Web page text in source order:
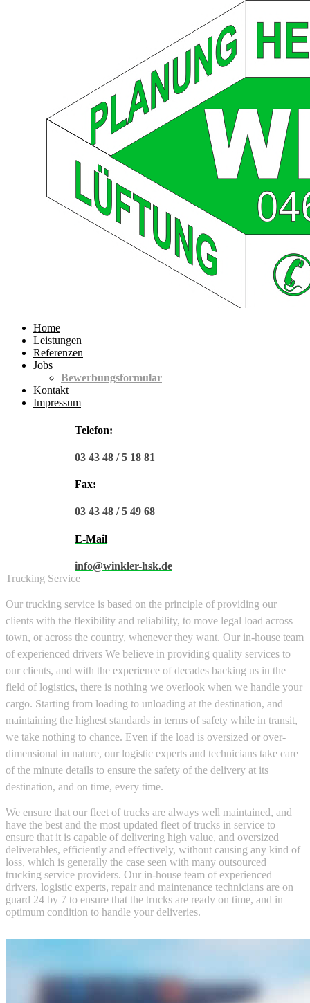
Home
Leistungen
Referenzen
Jobs
Bewerbungsformular
Kontakt
Impressum
Telefon:
03 43 48 / 5 18 81
Fax:
03 43 48 / 5 49 68
E-Mail
info@winkler-hsk.de
Trucking Service
Our trucking service is based on the principle of providing our
clients with the flexibility and reliability, to move legal load across
town, or across the country, whenever they want. Our in-house team
of experienced drivers We believe in providing quality services to
our clients, and with the experience of decades backing us in the
field of logistics, there is nothing we overlook when we handle your
cargo. Starting from loading to unloading at the destination, and
maintaining the highest standards in terms of safety while in transit,
we take nothing to chance. Even if the load is oversized or over-
dimensional in nature, our logistic experts and technicians take care
of the minute details to ensure the safety of the delivery at its
destination, and on time, every time.
We ensure that our fleet of trucks are always well maintained, and
have the best and the most updated fleet of trucks in service to
ensure that it is capable of delivering high value, and oversized
deliverables, efficiently and effectively, without causing any kind of
loss, which is generally the case seen with many outsourced
trucking service providers. Our in-house team of experienced
drivers, logistic experts, repair and maintenance technicians are on
guard 24 by 7 to ensure that the trucks are ready on time, and in
optimum condition to handle your deliveries.